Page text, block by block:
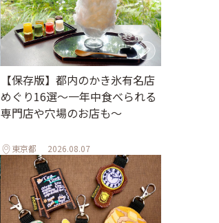
【保存版】都内のかき氷有名店
めぐり16選～一年中食べられる
専門店や穴場のお店も～
東京都 2026.08.07